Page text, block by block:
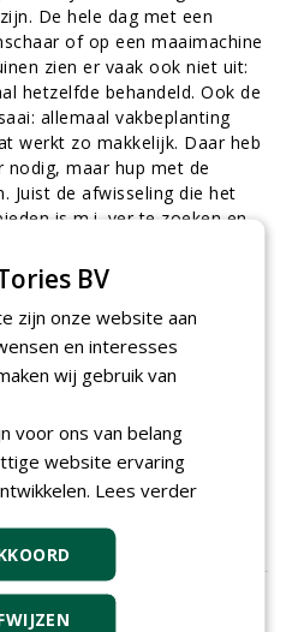
De hele dag met een
of op een maaimachine
zien er vaak ook niet uit:
hetzelfde behandeld. Ook de
allemaal vakbeplanting
werkt zo makkelijk. Daar heb
nodig, maar hup met de
Juist de afwisseling die het
is m.i. ver te zoeken en
nodig te hebben.
(vaak op mannenhanden
is welkom. Het vak kan
ook voor de klant.
plant is respect voor de
hoveniers zo over. Planten
kunnen verdragen en gaan ze
weer een nieuwe. Is ook
dat scholen de handschoen
ecologische en biodiversere
van natuurlijkere
saai en strak, maar
BV
zijn onze website aan
en interesses
wij gebruik van
voor ons van belang
website ervaring
Lees verder